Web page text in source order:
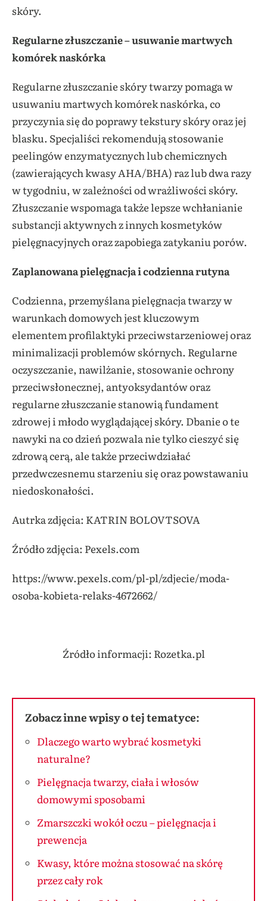
skóry.
Regularne złuszczanie – usuwanie martwych
komórek naskórka
Regularne złuszczanie skóry twarzy pomaga w
usuwaniu martwych komórek naskórka, co
przyczynia się do poprawy tekstury skóry oraz jej
blasku. Specjaliści rekomendują stosowanie
peelingów enzymatycznych lub chemicznych
(zawierających kwasy AHA/BHA) raz lub dwa razy
w tygodniu, w zależności od wrażliwości skóry.
Złuszczanie wspomaga także lepsze wchłanianie
substancji aktywnych z innych kosmetyków
pielęgnacyjnych oraz zapobiega zatykaniu porów.
Zaplanowana pielęgnacja i codzienna rutyna
Codzienna, przemyślana pielęgnacja twarzy w
warunkach domowych jest kluczowym
elementem profilaktyki przeciwstarzeniowej oraz
minimalizacji problemów skórnych. Regularne
oczyszczanie, nawilżanie, stosowanie ochrony
przeciwsłonecznej, antyoksydantów oraz
regularne złuszczanie stanowią fundament
zdrowej i młodo wyglądającej skóry. Dbanie o te
nawyki na co dzień pozwala nie tylko cieszyć się
zdrową cerą, ale także przeciwdziałać
przedwczesnemu starzeniu się oraz powstawaniu
niedoskonałości.
Autrka zdjęcia: KATRIN BOLOVTSOVA
Źródło zdjęcia: Pexels.com
https://www.pexels.com/pl-pl/zdjecie/moda-
osoba-kobieta-relaks-4672662/
Źródło informacji: Rozetka.pl
Zobacz inne wpisy o tej tematyce:
Dlaczego warto wybrać kosmetyki
naturalne?
Pielęgnacja twarzy, ciała i włosów
domowymi sposobami
Zmarszczki wokół oczu – pielęgnacja i
prewencja
Kwasy, które można stosować na skórę
przez cały rok